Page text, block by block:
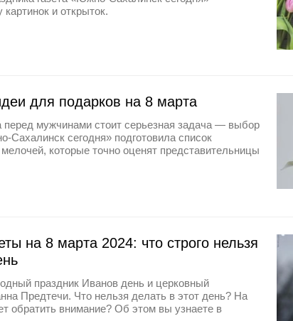
картинок и открыток.
для подарков на 8 марта
перед мужчинами стоит серьезная задача — выбор
Сахалинск сегодня» подготовила список
которые точно оценят представительницы
на 8 марта 2024: что строго нельзя
праздник Иванов день и церковный
Предтечи. Что нельзя делать в этот день? На
обратить внимание? Об этом вы узнаете в